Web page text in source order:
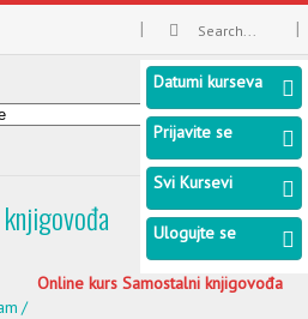
Online kurs Samostalni knjigovođa
Datumi kurseva
Prijavite se
Svi Kursevi
Ulogujte se